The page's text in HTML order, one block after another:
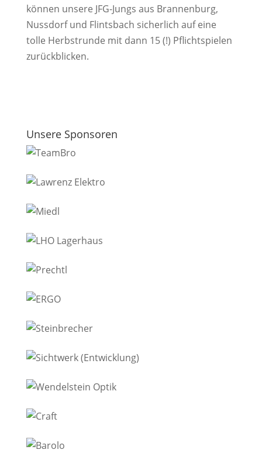
können unsere JFG-Jungs aus Brannenburg,
Nussdorf und Flintsbach sicherlich auf eine
tolle Herbstrunde mit dann 15 (!) Pflichtspielen
zurückblicken.
Unsere Sponsoren